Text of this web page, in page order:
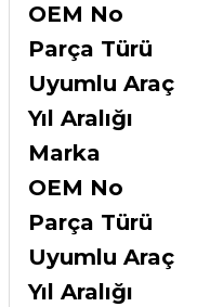
OEM No
Parça Türü
Uyumlu Araç
Yıl Aralığı
Marka
OEM No
Parça Türü
Uyumlu Araç
Yıl Aralığı